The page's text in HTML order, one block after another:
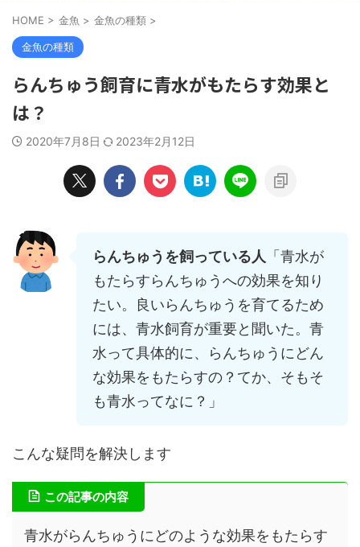
HOME > 金魚 > 金魚の種類 >
金魚の種類
らんちゅう飼育に青水がもたらす効果と
は？
2020年7月8日 2023年2月12日
らんちゅうを飼っている人 「青水が
もたらすらんちゅうへの効果を知り
たい。良いらんちゅうを育てるため
には、青水飼育が重要と聞いた。青
水って具体的に、らんちゅうにどん
な効果をもたらすの？てか、そもそ
も青水ってなに？」
こんな疑問を解決します
この記事の内容
青水がらんちゅうにどのような効果をもたらす